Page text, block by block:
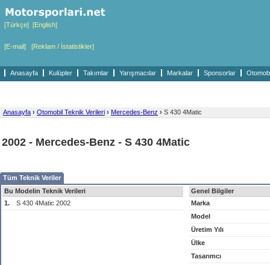
[Türkçe] [English]
[E-mail] [Reklam / İstatistikler]
Anasayfa Kulüpler Takımlar Yarışmacılar Markalar Sponsorlar
Anasayfa › Otomobil Teknik Verileri › Mercedes-Benz › S 430 4Matic
2002 - Mercedes-Benz - S 430 4Matic
Tüm Teknik Veriler
Bu Modelin Teknik Verileri
1.
S 430 4Matic 2002
Genel Bilgiler
Marka
Model
Üretim Yılı
Ülke
Tasarımcı